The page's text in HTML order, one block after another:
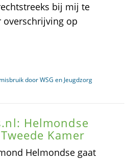
bij mij te
overschrijving op
door WSG en Jeugdzorg
Helmondse
Kamer
Helmondse gaat